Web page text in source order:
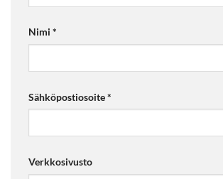
Nimi *
Sähköpostiosoite*
Verkkosivusto